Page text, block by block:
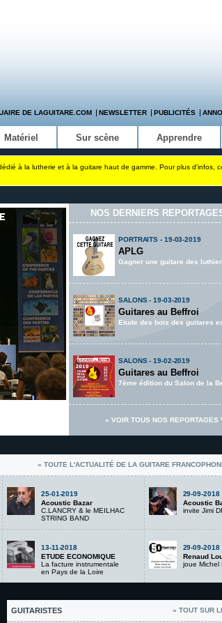
DE LAGUITARE.COM NEWSLETTER PUBLICITÉS
Matériel Sur scène Apprendre
à la lutherie et à la guitare haut de gamme. Pour plus d'infos,
NOS DERNIERS
PORTRAITS - 19-03-2019
APLG
Gagner une guitare des
SALONS - 19-03-2019
Guitares au Beffroi
Etude des bois des guitares
SALONS - 19-02-2019
Guitares au Beffroi
7ème édition du Salon de la
» VOIR TOUS NOS REPORTAGES
» TOUTE L'ACTUALITÉ DE LA GUITARE
25-01-2019
Acoustic Bazar
C.LANCRY & le MEILHAC
STRING BAND
13-11-2018
ETUDE ECONOMIQUE
La facture instrumentale
en Pays de la Loire
29-09-2018
Acoustic
invite Jimi
29-09-2018
Renaud
joue Michel
GUITARISTES » TOUT SUR